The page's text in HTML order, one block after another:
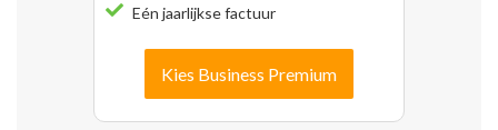
Eén jaarlijkse factuur
Kies Business Premium